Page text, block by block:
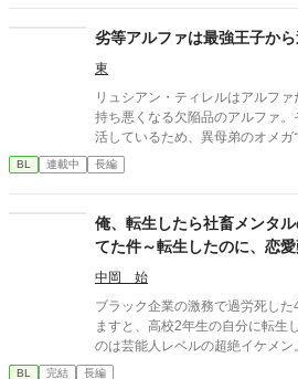
ます。 誤字脱字はサイレント修
ント修正する時もあります。 定
判・中傷コメントはお控えくださ
す。
劣等アルファは最強王子か
東
リュシアン・ティレルはアルフ
持ち悪くなる欠陥品のアルファ
活しているため、異母弟のオメ
度をとってしまい、世間からの
に逃げ込んだ先で、ひとりの王
BL 連載中 長編
俺、転生したら社畜メンタ
てた件～転生したのに、恋
ド
中岡 始
ブラック企業の激務で過労死し
ますと、高校2年生の自分に転生していた。 しか
のは芸能人レベルの超絶イケメン。 転入初日から女子たちに囲
れ、学園中の話題の的に。 だが
BL 完結 長編